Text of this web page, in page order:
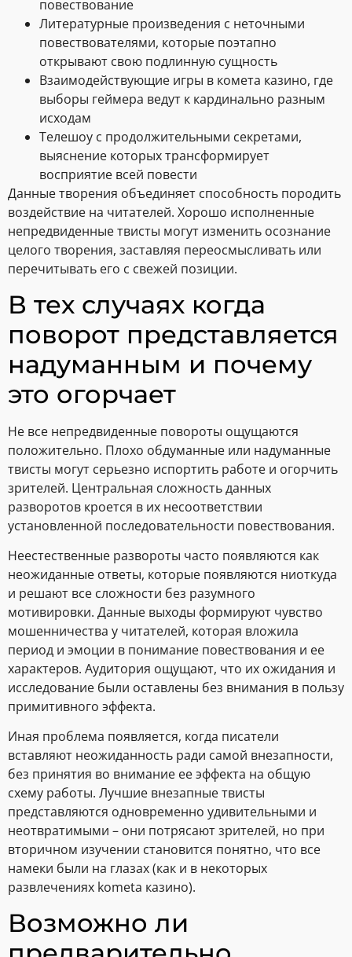
повествование
Литературные произведения с неточными
повествователями, которые поэтапно
открывают свою подлинную сущность
Взаимодействующие игры в комета казино, где
выборы геймера ведут к кардинально разным
исходам
Телешоу с продолжительными секретами,
выяснение которых трансформирует
восприятие всей повести
Данные творения объединяет способность породить
воздействие на читателей. Хорошо исполненные
непредвиденные твисты могут изменить осознание
целого творения, заставляя переосмысливать или
перечитывать его с свежей позиции.
В тех случаях когда
поворот представляется
надуманным и почему
это огорчает
Не все непредвиденные повороты ощущаются
положительно. Плохо обдуманные или надуманные
твисты могут серьезно испортить работе и огорчить
зрителей. Центральная сложность данных
разворотов кроется в их несоответствии
установленной последовательности повествования.
Неестественные развороты часто появляются как
неожиданные ответы, которые появляются ниоткуда
и решают все сложности без разумного
мотивировки. Данные выходы формируют чувство
мошенничества у читателей, которая вложила
период и эмоции в понимание повествования и ее
характеров. Аудитория ощущают, что их ожидания и
исследование были оставлены без внимания в пользу
примитивного эффекта.
Иная проблема появляется, когда писатели
вставляют неожиданность ради самой внезапности,
без принятия во внимание ее эффекта на общую
схему работы. Лучшие внезапные твисты
представляются одновременно удивительными и
неотвратимыми – они потрясают зрителей, но при
вторичном изучении становится понятно, что все
намеки были на глазах (как и в некоторых
развлечениях kometa казино).
Возможно ли